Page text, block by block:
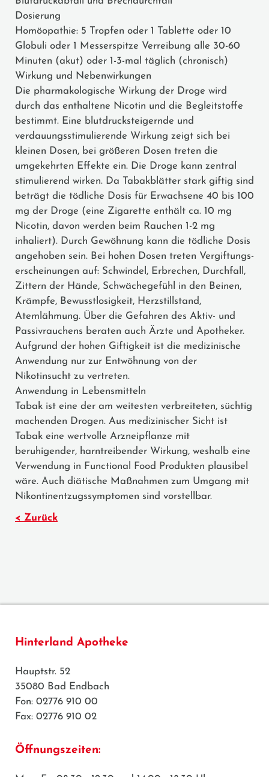
Dosierung
Homöopathie: 5 Tropfen oder 1 Tablette oder 10
Globuli oder 1 Messerspitze Verreibung alle 30-60
Minuten (akut) oder 1-3-mal täglich (chronisch)
Wirkung und Nebenwirkungen
Die pharmakologische Wirkung der Droge wird
durch das enthaltene Nicotin und die Begleitstoffe
bestimmt. Eine blutdrucksteigernde und
verdauungsstimulierende Wirkung zeigt sich bei
kleinen Dosen, bei größeren Dosen treten die
umgekehrten Effekte ein. Die Droge kann zentral
stimulierend wirken. Da Tabakblätter stark giftig sind
beträgt die tödliche Dosis für Erwachsene 40 bis 100
mg der Droge (eine Zigarette enthält ca. 10 mg
Nicotin, davon werden beim Rauchen 1-2 mg
inhaliert). Durch Gewöhnung kann die tödliche Dosis
angehoben sein. Bei hohen Dosen treten Vergiftungs­
erscheinungen auf: Schwindel, Erbrechen, Durchfall,
Zittern der Hände, Schwächegefühl in den Beinen,
Krämpfe, Bewusstlosigkeit, Herzstillstand,
Atemlähmung. Über die Gefahren des Aktiv- und
Passivrauchens beraten auch Ärzte und Apotheker.
Aufgrund der hohen Giftigkeit ist die medizinische
Anwendung nur zur Entwöhnung von der
Nikotinsucht zu vertreten.
Anwendung in Lebensmitteln
Tabak ist eine der am weitesten verbreiteten, süchtig
machenden Drogen. Aus medizinischer Sicht ist
Tabak eine wertvolle Arzneipflanze mit
beruhigender, harntreibender Wirkung, weshalb eine
Verwendung in Functional Food Produkten plausibel
wäre. Auch diätische Maßnahmen zum Umgang mit
Nikontinentzugssymptomen sind vorstellbar.
< Zurück
Hinterland Apotheke
Hauptstr. 52
35080 Bad Endbach
Fon: 02776 910 00
Fax: 02776 910 02
Öffnungszeiten: